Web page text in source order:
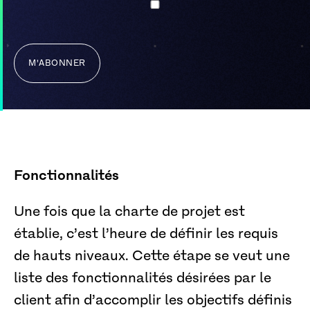
Fonctionnalités
Une fois que la charte de projet est
établie, c’est l’heure de définir les requis
de hauts niveaux. Cette étape se veut une
liste des fonctionnalités désirées par le
client afin d’accomplir les objectifs définis